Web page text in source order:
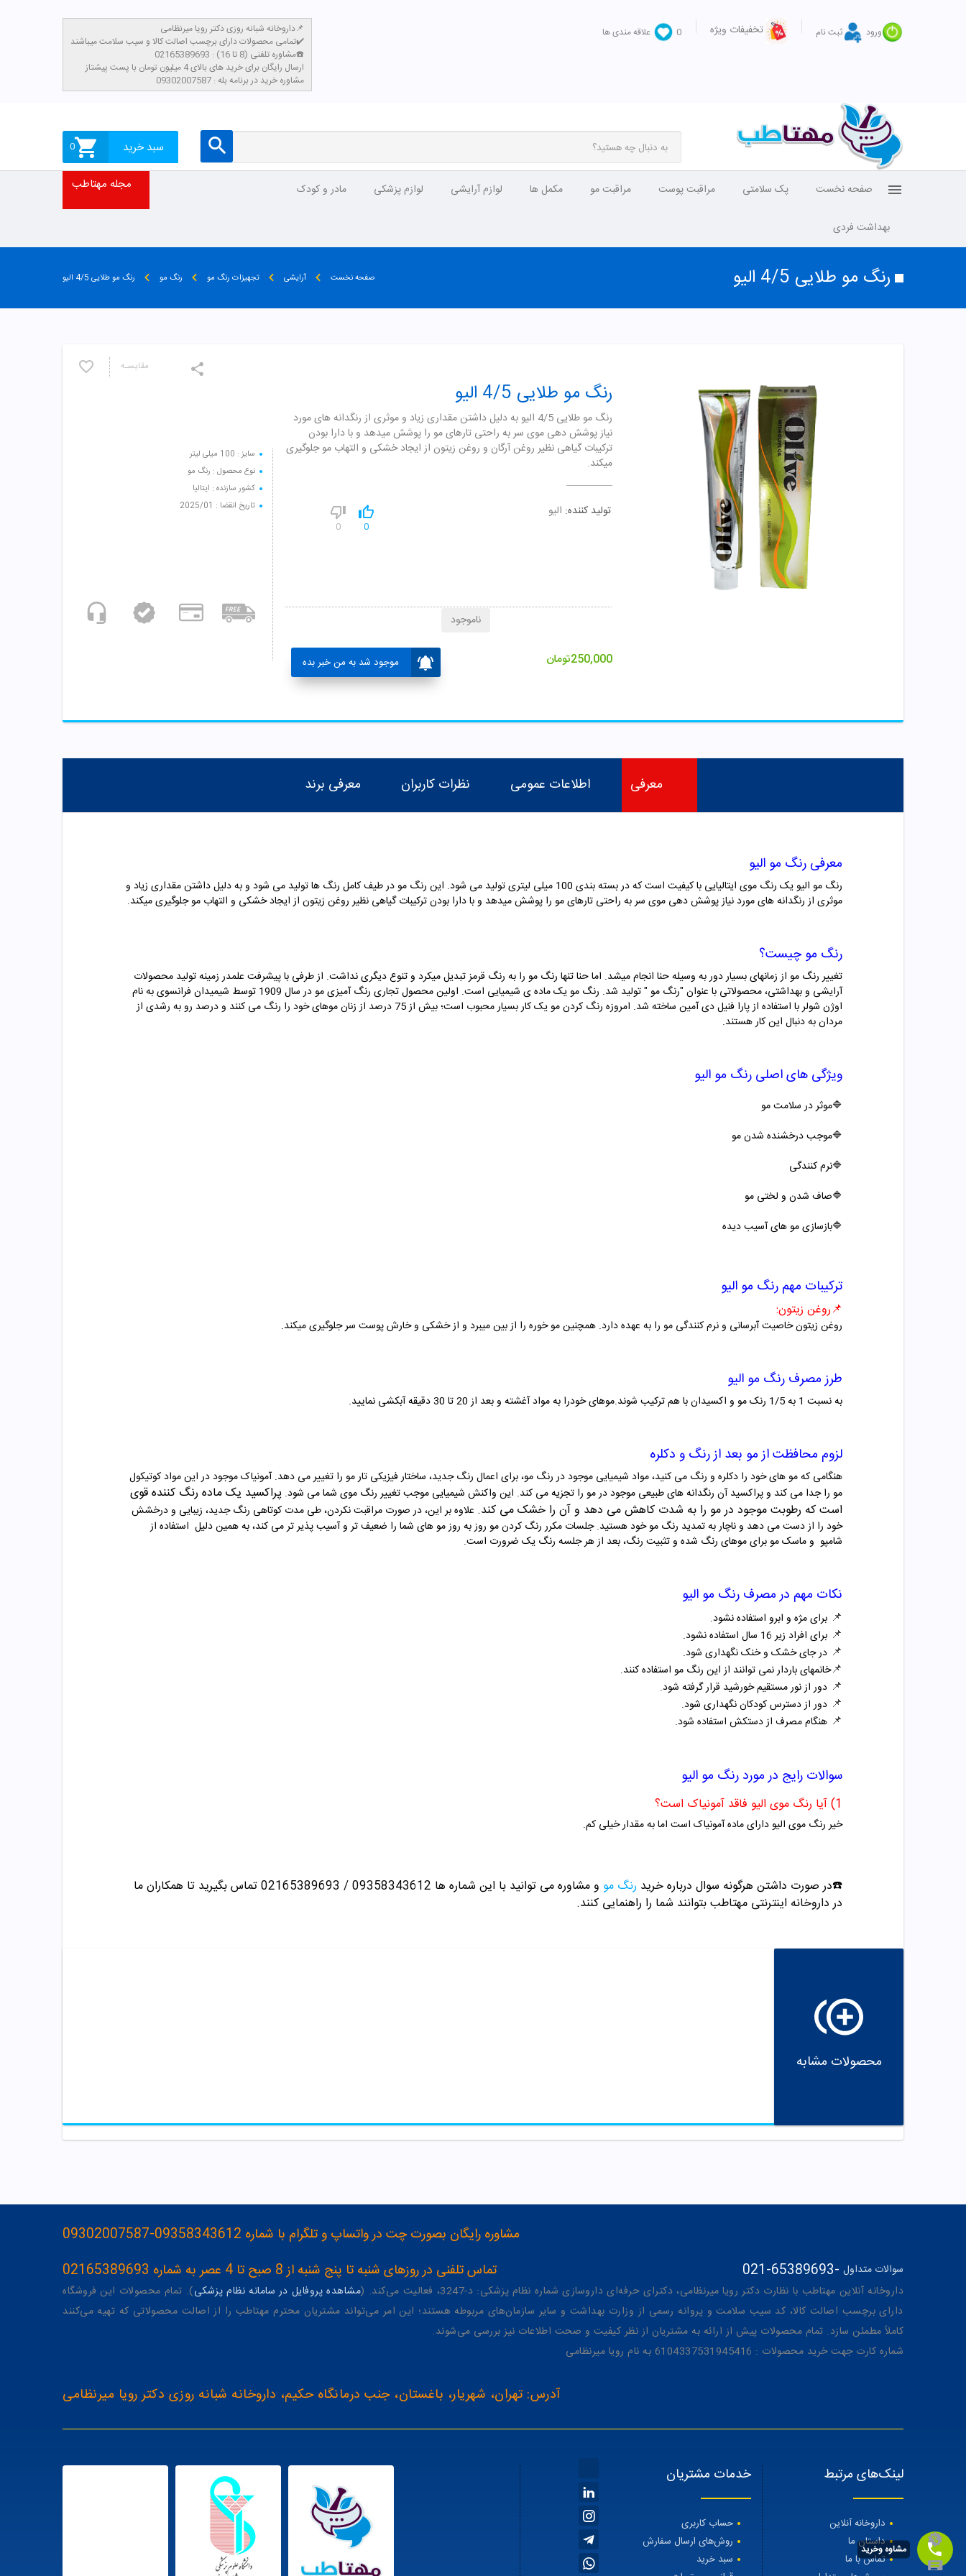
ورود ثبت نام تخفیفات ویژه 0 علاقه مندی ها
داروخانه شبانه روزی دکتر رویا میرنظامی📌
تمامی محصولات دارای برچسب اصالت کالا و سیب سلامت میباشند✔️
مشاوره تلفنی (8 تا 16) : 02165389693☎️
​ارسال رایگان برای خرید های بالای 4 میلیون تومان با پست پیشتاز
مشاوره خرید در برنامه بله : 09302007587
سبد خرید 0
صفحه نخست پک سلامتی مراقبت پوست مراقبت مو مکمل ها لوازم آرایشی لوازم پزشکی مادر و کودک
بهداشت فردی
مجله مهتاطب
رنگ مو طلایی 4/5 الیو صفحه نخست آرایشی تجهیزات رنگ مو رنگ مو رنگ مو طلایی 4/5 الیو
مقایسـه
سایز : 100 میلی لیتر
نوع محصول : رنگ مو
کشور سازنده : ایتالیا
تاریخ انقضا : 2025/01
رنگ مو طلایی 4/5 الیو
رنگ مو طلایی 4/5 الیو به دلیل داشتن مقداری زیاد و موثری از رنگدانه های مورد
نیاز پوشش دهی موی سر به راحتی تارهای مو را پوشش میدهد و با دارا بودن
ترکیبات گیاهی نظیر روغن آرگان و روغن زیتون از ایجاد خشکی و التهاب مو جلوگیری
میکند.
تولید کننده: الیو
0
0
250,000تومان موجود شد به من خبر بده
ناموجود
معرفی اطلاعات عمومی نظرات کاربران معرفی برند
معرفی رنگ مو الیو
رنگ مو الیو یک رنگ موی ایتالیایی با کیفیت است که در بسته بندی 100 میلی لیتری تولید می شود. این رنگ مو در طیف کامل رنگ ها تولید می شود و به دلیل داشتن مقداری زیاد و
موثری از رنگدانه های مورد نیاز پوشش دهی موی سر به راحتی تارهای مو را پوشش میدهد و با دارا بودن ترکیبات گیاهی نظیر روغن زیتون از ایجاد خشکی و التهاب مو جلوگیری میکند.
رنگ مو چیست؟
تغییر رنگ مو از زمانهای بسیار دور به وسیله حنا انجام میشد. اما حنا تنها رنگ مو را به رنگ قرمز تبدیل میکرد و تنوع دیگری نداشت. از طرفی با پیشرفت علمدر زمینه تولید محصولات
آرایشی و بهداشتی، محصولاتی با عنوان "رنگ مو "
تولید شد. رنگ مو یک ماده ­ی شیمیایی است. اولین محصول تجاری رنگ ­آمیزی مو در سال 1909 توسط شیمیدان فرانسوی به نام
اوژن شولر با استفاده از پارا فنیل دی آمین ساخته شد. امروزه رنگ کردن مو یک کار بسیار محبوب است؛ بیش از 75 درصد از زنان موهای خود را رنگ می کنند و درصد رو به رشدی از
مردان به دنبال این کار هستند.
ویژگی های اصلی رنگ مو الیو
🔷موثر در سلامت مو
🔷موجب درخشنده شدن مو
🔷نرم کنندگی
🔷صاف شدن و لختی مو
🔷بازسازی مو های آسیب دیده
ترکیبات مهم رنگ مو الیو
📌روغن زیتون:
روغن زیتونخاصیت آبرسانی و نرم کنندگی مو را به عهده دارد. همچنین مو خوره را از بین میبرد و از خشکی و خارش پوست سر جلوگیری میکند.
طرز مصرف رنگ مو الیو
به نسبت 1 به 1/5 رنک مو و اکسیدان با هم ترکیب شوند.موهای خودرا به مواد آغشته و بعد از 20 تا 30 دقیقه آبکشی نمایید.
لزوم محافظت از مو بعد از رنگ و دکلره
هنگامی که مو های خود را دکلره و رنگ می کنید، مواد شیمیایی موجود در رنگ مو، برای اعمال رنگ جدید، ساختار فیزیکی تار مو را تغییر می دهد. آمونیاک موجود در این مواد کوتیکول
مو را جدا می کند و پراکسید آن رنگدانه های طبیعی موجود در مو را تجزیه می کند. این واکنش شیمیایی موجب تغییر رنگ موی شما می شود. پراکسید یک ماده رنگ‌ کننده قوی
است که رطوبتموجود در مو را به شدت کاهش می دهد و آن را خشک می کند. علاوه بر این، در صورت مراقبت نکردن، طی مدت کوتاهی رنگ جدید، زیبایی و درخشش
خود را از دست می دهد و ناچار به تمدید رنگ مو خود هستید. جلسات مکرر رنگ کردن مو روز به روز مو های شما را ضعیف تر و آسیب پذیر تر می کند، به همین دلیل استفاده از
شامپو و ماسک مو برای موهای رنگ شده و تثبیت رنگ، بعد از هر جلسه رنگ یک ضرورت است.
نکات مهم در مصرف رنگ مو الیو
📌 برای مژه و ابرو استفاده نشود.
📌 برای افراد زیر 16 سال استفاده نشود.
📌 در جای خشک و خنک نگهداری شود.
📌خانمهای باردار نمی توانند از این رنگ مو استفاده کنند.
📌 دور از نور مستقیم خورشید قرار گرفته شود.
📌 دور از دسترس کودکان نگهداری شود.
📌 هنگام مصرف از دستکش استفاده شود.
سوالات رایج در مورد رنگ مو الیو
1) آیا رنگ موی الیو فاقد آمونیاک است؟
خیر رنگ موی الیو دارای ماده آمونیاک است اما به مقدار خیلی کم.
☎️در صورت داشتن هرگونه سوال درباره خرید رنگ مو و مشاوره می توانید با این شماره ها 09358343612 / 02165389693
تماس بگیرید تا همکاران ما
در داروخانه اینترنتی مهتاطب بتوانند شما را راهنمایی کنند.
محصولات مشابه
مشاوره رایگان بصورت چت در واتساپ و تلگرام با شماره 09358343612-09302007587
تماس تلفنی در روزهای شنبه تا پنج شنبه از 8 صبح تا 4 عصر به شماره 02165389693
021-65389693 سوالات متداول -
داروخانه آنلاین مهتاطب با نظارت دکتر رویا میرنظامی، دکترای حرفه‌ای داروسازی شماره نظام پزشکی: د-3247، فعالیت می‌کند. ( مشاهده پروفایل در سامانه نظام پزشکی). تمام محصولات این فروشگاه
دارای برچسب اصالت کالا، کد سیب سلامت و پروانه رسمی از وزارت بهداشت و سایر سازمان‌های مربوطه هستند؛ این امر می‌تواند مشتریان محترم مهتاطب را از اصالت محصولاتی که تهیه می‌کنند
کاملاً مطمئن سازد. تمام محصولات پیش از ارائه به مشتریان از نظر کیفیت و صحت اطلاعات نیز بررسی می‌شوند.
شماره کارت جهت خرید محصولات : 6104337531945416 به نام رویا میرنظامی
آدرس: تهران، شهریار، باغستان، جنب درمانگاه حکیم، داروخانه شبانه روزی دکتر رویا میرنظامی
لینک‌های مرتبط
داروخانه آنلاین
داستان ما
تماس با ما
خدمات مشتریان
حساب کاربری
روش‌های ارسال سفارش
سبد خرید
مشاوه وخرید